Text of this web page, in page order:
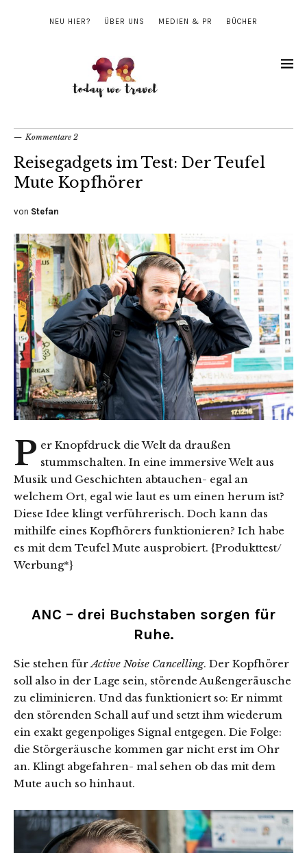
NEU HIER? ÜBER UNS MEDIEN & PR BÜCHER
Kommentare 2
Reisegadgets im Test: Der Teufel
Mute Kopfhörer
von Stefan
P er Knopfdruck die Welt da draußen
stummschalten. In eine immersive Welt aus
Musik und Geschichten abtauchen- egal an
welchem Ort, egal wie laut es um einen herum ist?
Diese Idee klingt verführerisch. Doch kann das
mithilfe eines Kopfhörers funktionieren? Ich habe
es mit dem Teufel Mute ausprobiert. {Produkttest/
Werbung*}
ANC – drei Buchstaben sorgen für
Ruhe.
Sie stehen fürActive Noise Cancelling. Der Kopfhörer
soll also in der Lage sein, störende Außengeräusche
zu eliminieren. Und das funktioniert so: Er nimmt
den störenden Schall auf und setzt ihm wiederum
ein exakt gegenpoliges Signal entgegen. Die Folge:
die Störgeräusche kommen gar nicht erst im Ohr
an. Klingt abgefahren- mal sehen ob das mit dem
Mute auch so hinhaut.